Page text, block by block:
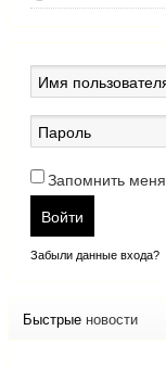
Запомнить меня
Войти
Забыли данные входа?
Быстрые новости